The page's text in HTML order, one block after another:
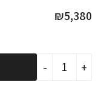
₪5,380
-
כמות
חדר
+